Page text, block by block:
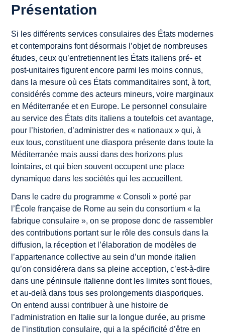
Présentation
Si les différents services consulaires des États modernes
et contemporains font désormais l’objet de nombreuses
études, ceux qu’entretiennent les États italiens pré- et
post-unitaires figurent encore parmi les moins connus,
dans la mesure où ces États commanditaires sont, à tort,
considérés comme des acteurs mineurs, voire marginaux
en Méditerranée et en Europe. Le personnel consulaire
au service des États dits italiens a toutefois cet avantage,
pour l’historien, d’administrer des « nationaux » qui, à
eux tous, constituent une diaspora présente dans toute la
Méditerranée mais aussi dans des horizons plus
lointains, et qui bien souvent occupent une place
dynamique dans les sociétés qui les accueillent.
Dans le cadre du programme « Consoli » porté par
l’École française de Rome au sein du consortium « la
fabrique consulaire », on se propose donc de rassembler
des contributions portant sur le rôle des consuls dans la
diffusion, la réception et l’élaboration de modèles de
l’appartenance collective au sein d’un monde italien
qu’on considérera dans sa pleine acception, c’est-à-dire
dans une péninsule italienne dont les limites sont floues,
et au-delà dans tous ses prolongements diasporiques.
On entend aussi contribuer à une histoire de
l’administration en Italie sur la longue durée, au prisme
de l’institution consulaire, qui a la spécificité d’être en